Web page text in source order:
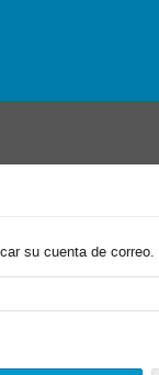
su cuenta de correo.